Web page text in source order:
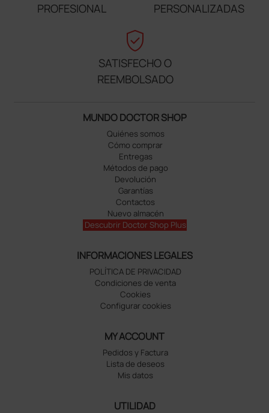
PROFESIONAL
PERSONALIZADAS
verified_user
SATISFECHO O
REEMBOLSADO
MUNDO DOCTOR SHOP
Quiénes somos
Cómo comprar
Entregas
Métodos de pago
Devolución
Garantías
Contactos
Nuevo almacén
Descubrir Doctor Shop Plus
INFORMACIONES LEGALES
POLÍTICA DE PRIVACIDAD
Condiciones de venta
Cookies
Configurar cookies
MY ACCOUNT
Pedidos y Factura
Lista de deseos
Mis datos
UTILIDAD